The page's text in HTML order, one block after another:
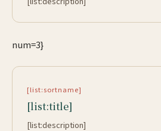
num=3}
[list:sortname]
[list:title]
[list:description]